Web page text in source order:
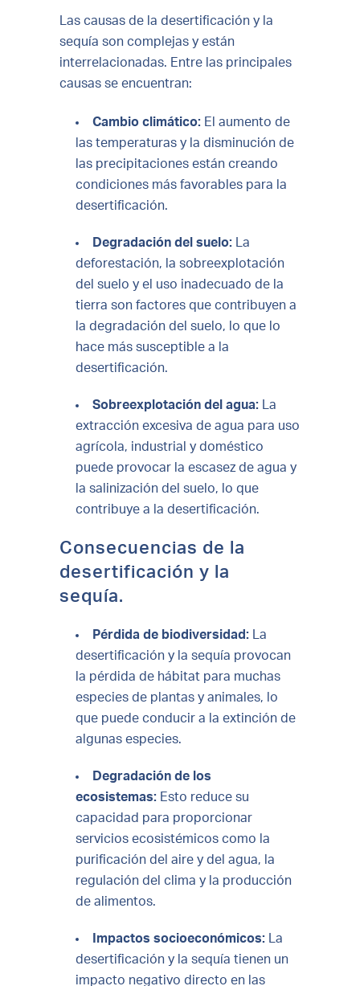
Las causas de la desertificación y la
sequía son complejas y están
interrelacionadas. Entre las principales
causas se encuentran:
Cambio climático: El aumento de
las temperaturas y la disminución de
las precipitaciones están creando
condiciones más favorables para la
desertificación.
Degradación del suelo: La
deforestación, la sobreexplotación
del suelo y el uso inadecuado de la
tierra son factores que contribuyen a
la degradación del suelo, lo que lo
hace más susceptible a la
desertificación.
Sobreexplotación del agua: La
extracción excesiva de agua para uso
agrícola, industrial y doméstico
puede provocar la escasez de agua y
la salinización del suelo, lo que
contribuye a la desertificación.
Consecuencias de la
desertificación y la
sequía.
Pérdida de biodiversidad: La
desertificación y la sequía provocan
la pérdida de hábitat para muchas
especies de plantas y animales, lo
que puede conducir a la extinción de
algunas especies.
Degradación de los
ecosistemas: Esto reduce su
capacidad para proporcionar
servicios ecosistémicos como la
purificación del aire y del agua, la
regulación del clima y la producción
de alimentos.
Impactos socioeconómicos: La
desertificación y la sequía tienen un
impacto negativo directo en las